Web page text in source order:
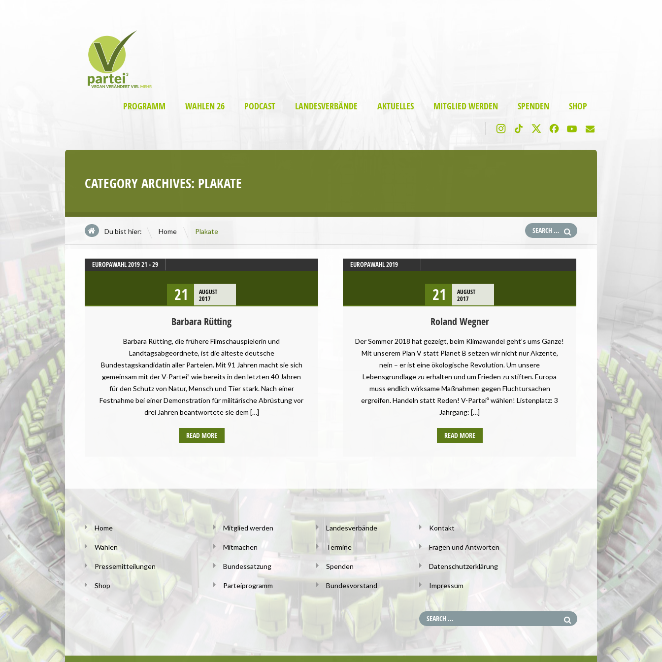
PROGRAMM WAHLEN 26 PODCAST LANDESVERBÄNDE AKTUELLES MITGLIED WERDEN SPENDEN SHOP
CATEGORY ARCHIVES: PLAKATE
Du bist hier: Home \ Plakate
EUROPAWAHL 2019 21 - 29
21
AUGUST
2017
Barbara Rütting
Barbara Rütting, die frühere Filmschauspielerin und
Landtagsabgeordnete, ist die älteste deutsche
Bundestagskandidatin aller Parteien. Mit 91 Jahren macht sie sich
gemeinsam mit der V-Partei³ wie bereits in den letzten 40 Jahren
für den Schutz von Natur, Mensch und Tier stark. Nach einer
Festnahme bei einer Demonstration für militärische Abrüstung vor
drei Jahren beantwortete sie dem […]
READ MORE
EUROPAWAHL 2019
21
AUGUST
2017
Roland Wegner
Der Sommer 2018 hat gezeigt, beim Klimawandel geht’s ums Ganze!
Mit unserem Plan V statt Planet B setzen wir nicht nur Akzente,
nein – er ist eine ökologische Revolution. Um unsere
Lebensgrundlage zu erhalten und um Frieden zu stiften. Europa
muss endlich wirksame Maßnahmen gegen Fluchtursachen
ergreifen. Handeln statt Reden! V-Partei³ wählen! Listenplatz: 3
Jahrgang: […]
READ MORE
Home
Wahlen
Pressemitteilungen
Shop
Mitglied werden
Mitmachen
Bundessatzung
Parteiprogramm
Landesverbände
Termine
Spenden
Bundesvorstand
Kontakt
Fragen und Antworten
Datenschutzerklärung
Impressum